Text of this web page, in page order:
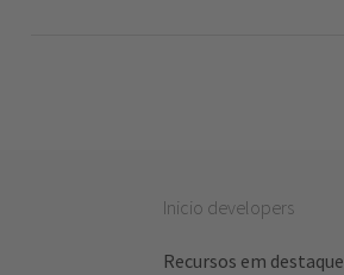
Inicio developers
Recursos em destaque